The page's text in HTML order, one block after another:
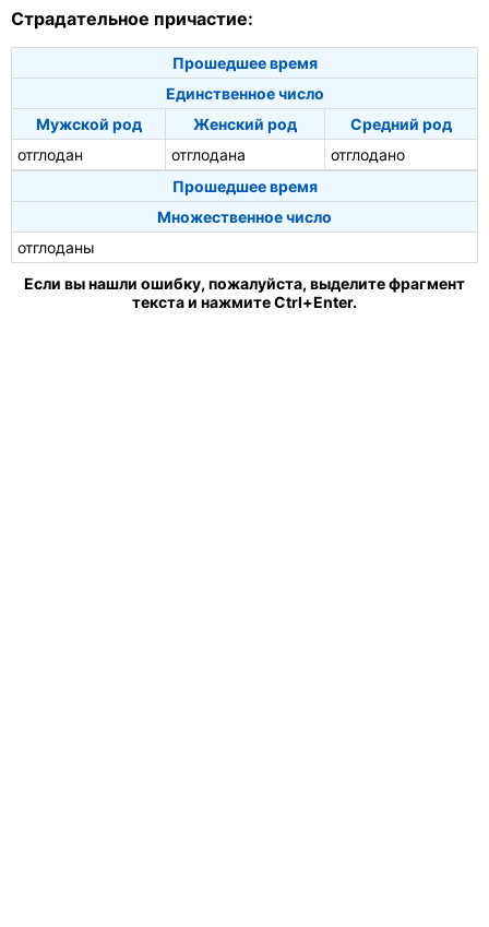
Страдательное причастие:
Прошедшее время
Единственное число
Мужской род
Женский род
Средний род
отглодан
отглодана
отглодано
Прошедшее время
Множественное число
отглоданы
Если вы нашли ошибку, пожалуйста, выделите фрагмент
текста и нажмите Ctrl+Enter.